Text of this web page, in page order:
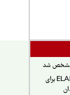
مشخص شد
کمک به تأمین مالی یا واردات داروی ELAHERE برای